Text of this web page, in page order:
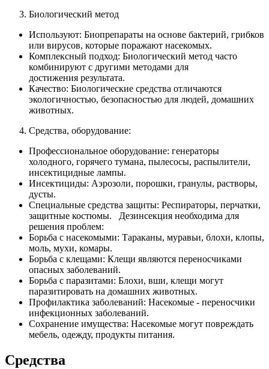
Биологический метод
Используют: Биопрепараты на основе бактерий, грибков
или вирусов, которые поражают насекомых.
Комплексный подход: Биологический метод часто
комбинируют с другими методами для
достижения результата.
Качество: Биологические средства отличаются
экологичностью, безопасностью для людей, домашних
животных.
Средства, оборудование:
Профессиональное оборудование: генераторы
холодного, горячего тумана, пылесосы, распылители,
инсектицидные лампы.
Инсектициды: Аэрозоли, порошки, гранулы, растворы,
дусты.
Специальные средства защиты: Респираторы, перчатки,
защитные костюмы. Дезинсекция необходима для
решения проблем:
Борьба с насекомыми: Тараканы, муравьи, блохи, клопы,
моль, мухи, комары.
Борьба с клещами: Клещи являются переносчиками
опасных заболеваний.
Борьба с паразитами: Блохи, вши, клещи могут
паразитировать на домашних животных.
Профилактика заболеваний: Насекомые - переносчики
инфекционных заболеваний.
Сохранение имущества: Насекомые могут повреждать
мебель, одежду, продукты питания.
Средства